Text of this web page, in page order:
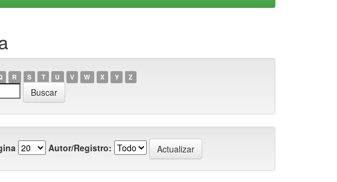
R S T U V W X Y Z
Autor/Registro: